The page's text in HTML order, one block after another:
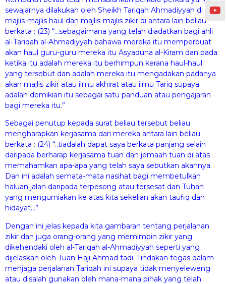
sewajarnya dilakukan oleh Sheikh Tariqah Ahmadiyyah di
majlis-majlis haul dan majlis-majlis zikir di antara lain beliau
berkata : (23) “…sebagaimana yang telah diadatkan bagi ahli
al-Tariqah al-Ahmadiyyah bahawa mereka itu memperbuat
akan haul guru-guru mereka itu Asyaduna al-Kiram dan pada
ketika itu adalah mereka itu berhimpun kerana haul-haul
yang tersebut dan adalah mereka itu mengadakan padanya
akan majlis zikir atau ilmu akhirat atau ilmu Tariq supaya
adalah demikian itu sebagai satu panduan atau pengajaran
bagi mereka itu.”
Sebagai penutup kepada surat beliau tersebut beliau
mengharapkan kerjasama dari mereka antara lain beliau
berkata : (24) “..tiadalah dapat saya berkata panjang selain
daripada berharap kerjasama tuan dan jemaah tuan di atas
memahamkan apa-apa yang telah saya sebutkan akannya.
Dan ini adalah semata-mata nasihat bagi membetulkan
haluan jalan daripada terpesong atau tersesat dan Tuhan
yang mengurniakan ke atas kita sekelian akan taufiq dan
hidayat…”
Dengan ini jelas kepada kita gambaran tentang perjalanan
zikir dan juga orang-orang yang memimpin zikir yang
dikehendaki oleh al-Tariqah al-Ahmadiyyah seperti yang
dijelaskan oleh Tuan Haji Ahmad tadi. Tindakan tegas dalam
menjaga perjalanan Tariqah ini supaya tidak menyeleweng
atau disalah gunakan oleh mana-mana pihak yang telah